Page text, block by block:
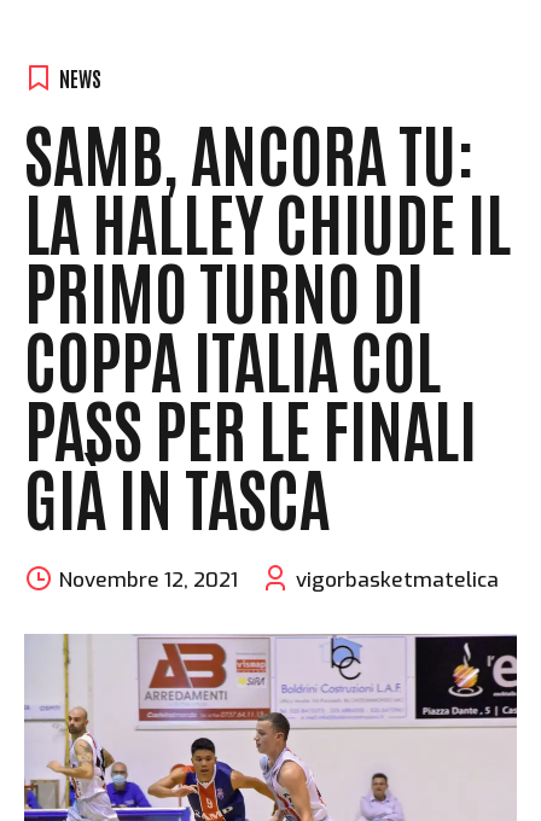
NEWS
SAMB, ANCORA TU:
LA HALLEY CHIUDE IL
PRIMO TURNO DI
COPPA ITALIA COL
PASS PER LE FINALI
GIÀ IN TASCA
Novembre 12, 2021 vigorbasketmatelica